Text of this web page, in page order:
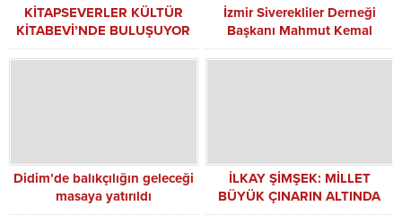
KİTAPSEVERLER KÜLTÜR
KİTABEVİ’NDE BULUŞUYOR
İzmir Siverekliler Derneği
Başkanı Mahmut Kemal
Genç’ten Yeni Yıl Mesajı
Didim’de balıkçılığın geleceği
masaya yatırıldı
İLKAY ŞİMŞEK: MİLLET
BÜYÜK ÇINARIN ALTINDA
BİRLEŞMEYE BAŞLADI